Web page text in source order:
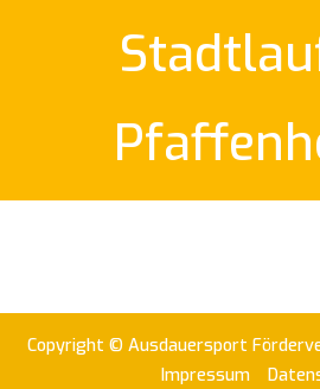
Copyright © Ausdauersport
Impressum